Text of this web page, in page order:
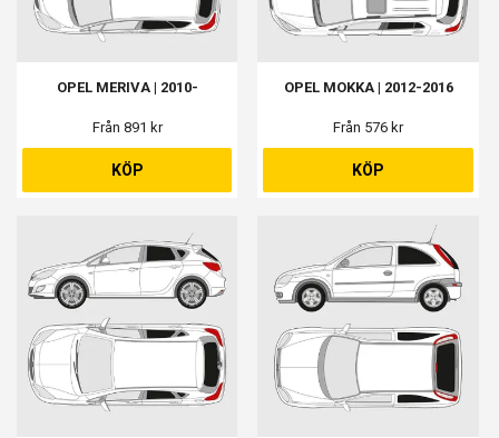
OPEL MERIVA | 2010-
Från 891 kr
KÖP
OPEL MOKKA | 2012-2016
Från 576 kr
KÖP